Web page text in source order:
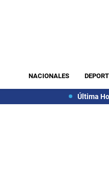
NACIONALES
Última